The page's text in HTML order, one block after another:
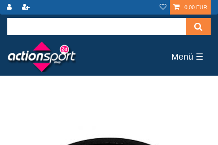
0,00 EUR
☰